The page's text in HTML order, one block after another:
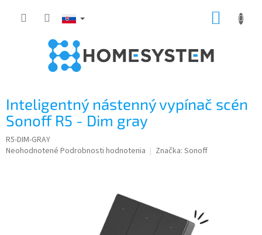
Inteligentný nástenný vypínač scén
Sonoff R5 - Dim gray
R5-DIM-GRAY
Priemerné
Neohodnotené Podrobnosti hodnotenia Značka: Sonoff